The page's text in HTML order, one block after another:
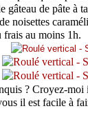
gâteau de pâte à
noisettes
frais au moins 1h.
? Croyez-moi
il est facile à